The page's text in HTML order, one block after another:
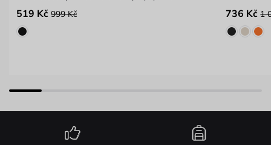
519 Kč 999 Kč 736 Kč 1